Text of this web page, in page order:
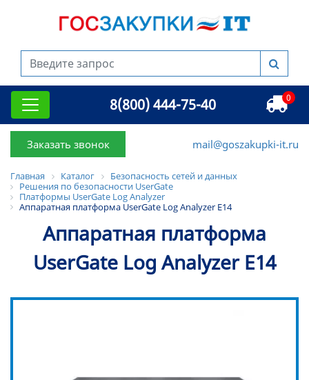
8(800) 444-75-40 0
Заказать звонок mail@goszakupki-it.ru
Главная Каталог
Безопасность сетей и данных
Решения по безопасности UserGate
Платформы UserGate Log Analyzer
Аппаратная платформа UserGate Log Analyzer Е14
Аппаратная платформа
UserGate Log Analyzer Е14